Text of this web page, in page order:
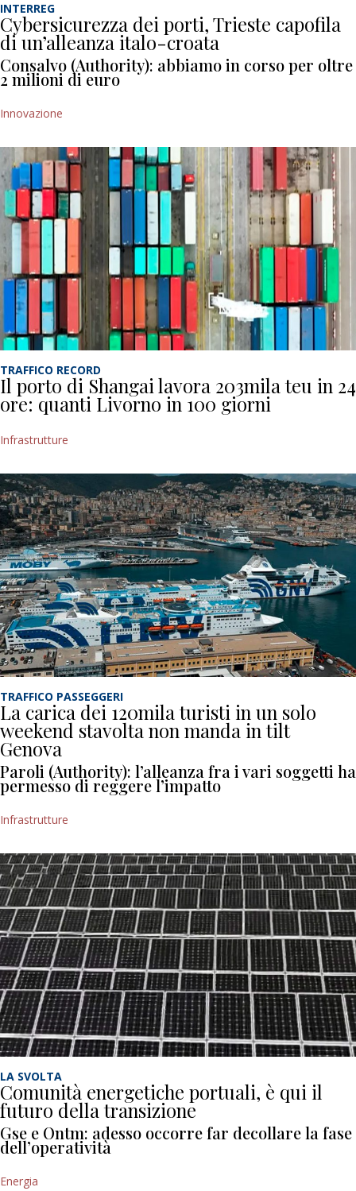
INTERREG
Cybersicurezza dei porti, Trieste capofila
di un’alleanza italo-croata
Consalvo (Authority): abbiamo in corso per oltre
2 milioni di euro
Innovazione
TRAFFICO RECORD
Il porto di Shangai lavora 203mila teu in 24
ore: quanti Livorno in 100 giorni
Infrastrutture
TRAFFICO PASSEGGERI
La carica dei 120mila turisti in un solo
weekend stavolta non manda in tilt
Genova
Paroli (Authority): l’alleanza fra i vari soggetti ha
permesso di reggere l’impatto
Infrastrutture
LA SVOLTA
Comunità energetiche portuali, è qui il
futuro della transizione
Gse e Ontm: adesso occorre far decollare la fase
dell’operatività
Energia